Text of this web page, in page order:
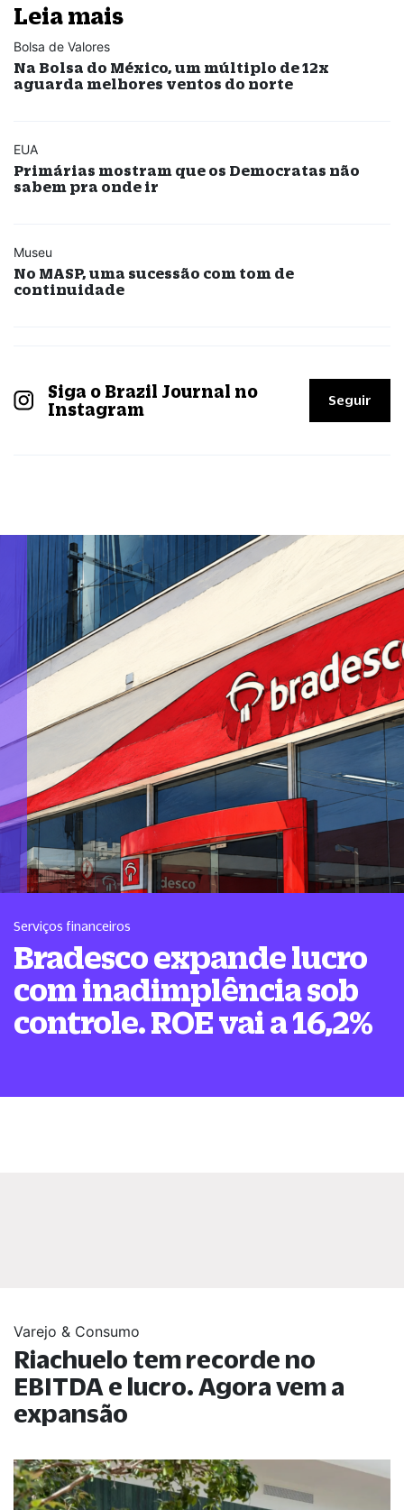
Leia mais
Bolsa de Valores
Na Bolsa do México, um múltiplo de 12x
aguarda melhores ventos do norte
EUA
Primárias mostram que os Democratas não
sabem pra onde ir
Museu
No MASP, uma sucessão com tom de
continuidade
Siga o Brazil Journal no
Instagram
Seguir
Serviços financeiros
Bradesco expande lucro
com inadimplência sob
controle. ROE vai a 16,2%
Varejo & Consumo
Riachuelo tem recorde no
EBITDA e lucro. Agora vem a
expansão